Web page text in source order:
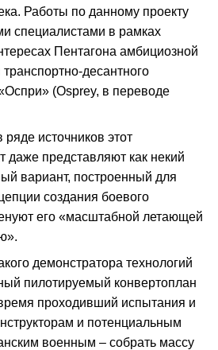
Работы по данному проекту
специалистами в рамках
Пентагона амбициозной
десантного
(Osprey, в переводе
источников этот
даже представляют как некий
вариант, построенный для
создания боевого
его «масштабной летающей
демонстратора технологий
пилотируемый конвертоплан
проходивший испытания и
и потенциальным
военным – собрать массу